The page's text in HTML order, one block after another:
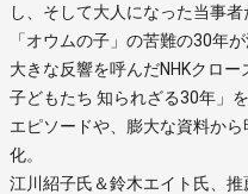
し、そして大人になった当事
「オウムの子」の苦難の30年
大きな反響を呼んだNHKクロ
子どもたち 知られざる30年」
エピソードや、膨大な資料か
化。
江川紹子氏＆鈴木エイト氏、推